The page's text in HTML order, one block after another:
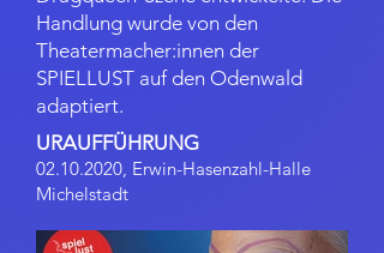
Handlung wurde von den
Theatermacher:innen der
SPIELLUST auf den Odenwald
adaptiert.
URAUFFÜHRUNG
02.10.2020, Erwin-Hasenzahl-Halle
Michelstadt